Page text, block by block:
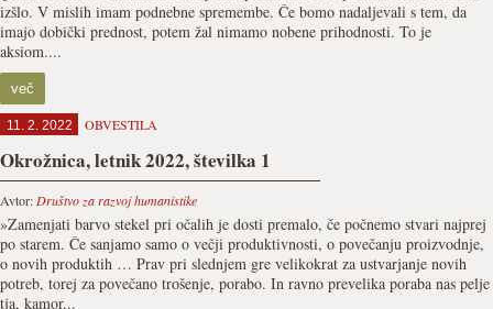
izšlo. V mislih imam podnebne spremembe. Če bomo nada­ljevali s tem, da
imajo dobički prednost, potem žal nimamo nobene prihodnosti. To je
aksiom....
več
11. 2. 2022 OBVESTILA
Okrožnica, letnik 2022, številka 1
Avtor: Društvo za razvoj humanistike
»Zamenjati barvo stekel pri očalih je dosti premalo, če počnemo stvari najprej
po starem. Če sanjamo samo o večji produktivnosti, o povečanju proizvodnje,
o novih produktih … Prav pri slednjem gre velikokrat za ustvar­janje novih
potreb, torej za povečano trošenje, porabo. In ravno prevelika poraba nas pelje
tja, kamor...